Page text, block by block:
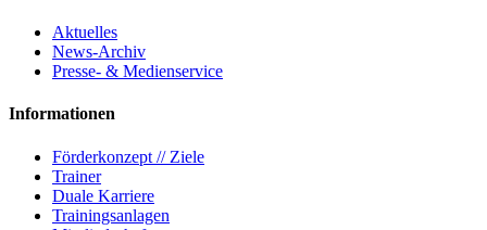
Aktuelles
News-Archiv
Presse- & Medienservice
Informationen
Förderkonzept // Ziele
Trainer
Duale Karriere
Trainingsanlagen